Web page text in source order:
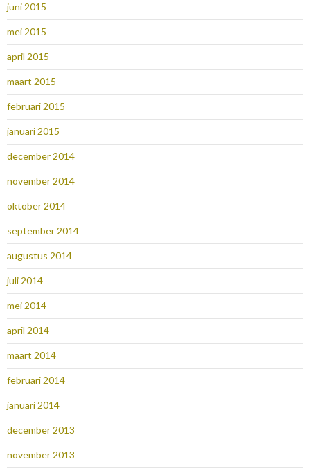
juni 2015
mei 2015
april 2015
maart 2015
februari 2015
januari 2015
december 2014
november 2014
oktober 2014
september 2014
augustus 2014
juli 2014
mei 2014
april 2014
maart 2014
februari 2014
januari 2014
december 2013
november 2013